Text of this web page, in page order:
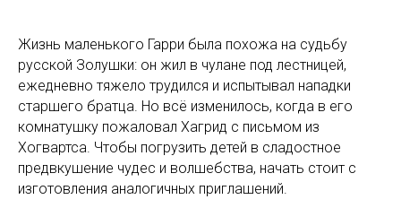
Жизнь маленького Гарри была похожа на судьбу
русской Золушки: он жил в чулане под лестницей,
ежедневно тяжело трудился и испытывал нападки
старшего братца. Но всё изменилось, когда в его
комнатушку пожаловал Хагрид с письмом из
Хогвартса. Чтобы погрузить детей в сладостное
предвкушение чудес и волшебства, начать стоит с
изготовления аналогичных приглашений.